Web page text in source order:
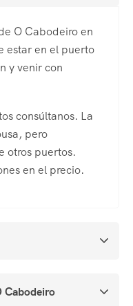
O Cabodeiro en
estar en el puerto
y venir con
consúltanos. La
pero
otros puertos.
en el precio.
Cabodeiro